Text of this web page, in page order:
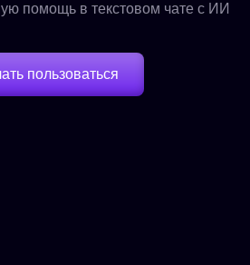
помощь в текстовом чате с ИИ
пользоваться